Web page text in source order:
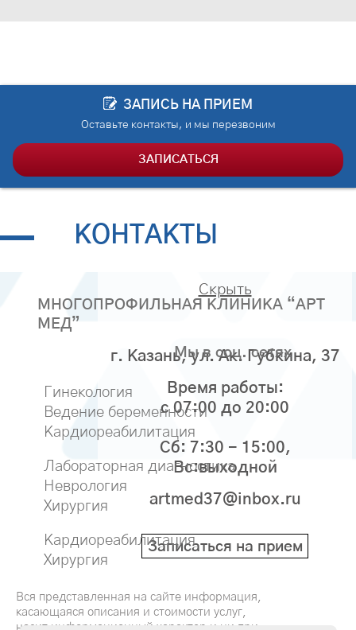
ЗАПИСЬ НА ПРИЕМ
Оставьте контакты, и мы перезвоним
ЗАПИСАТЬСЯ
КОНТАКТЫ
Скрыть
г. Казань, ул. Ак. Губкина, 37
Время работы:
с 07:00 до 20:00
Сб: 7:30 - 15:00,
Вс:выходной
artmed37@inbox.ru
Записаться на прием
МНОГОПРОФИЛЬНАЯ КЛИНИКА “АРТ
МЕД”
Мы в соц. сетях
Гинекология
Ведение беременности
Кардиореабилитация
Лабораторная диагностика
Неврология
Хирургия
Кардиореабилитация
Хирургия
Вся представленная на сайте информация,
касающаяся описания и стоимости услуг,
носит информационный характер и ни при